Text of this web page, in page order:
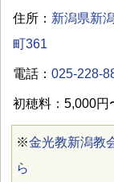
住所： 新潟県新
町361
電話： 025-228-
初穂料：5,000円
※金光教新潟教
ら